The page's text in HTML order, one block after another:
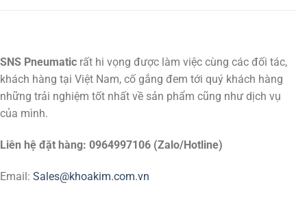
SNS Pneumatic rất hi vọng được làm việc cùng các đối tác,
khách hàng tại Việt Nam, cố gắng đem tới quý khách hàng
những trải nghiệm tốt nhất về sản phẩm cũng như dịch vụ
của mình.
Liên hệ đặt hàng: 0964997106 (Zalo/Hotline)
Email: Sales@khoakim.com.vn